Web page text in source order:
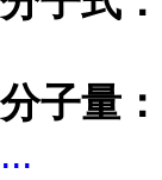
分子量：
...